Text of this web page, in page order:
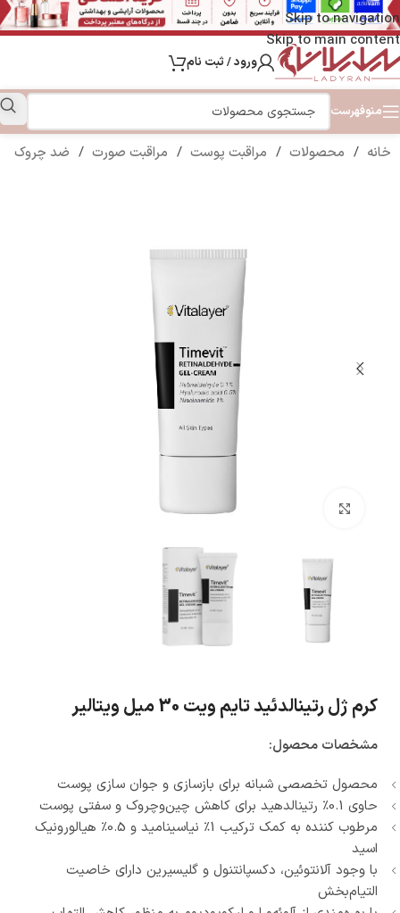
Skip to navigation
Skip to main content
ورود / ثبت نام
منوفهرست
خانه / محصولات / مراقبت پوست / مراقبت صورت / ضد چروک
کرم ژل رتینالدئید تایم ویت 30 میل ویتالیر
مشخصات محصول:
محصول تخصصی شبانه برای بازسازی و جوان‌ سازی پوست
حاوی 0.1٪ رتینالدهید برای کاهش چین‌وچروک و سفتی پوست
مرطوب‌ کننده به کمک ترکیب 1٪ نیاسینامید و 0.5٪ هیالورونیک
اسید
با وجود آلانتوئین، دکسپانتنول و گلیسیرین دارای خاصیت
التیام‌بخش